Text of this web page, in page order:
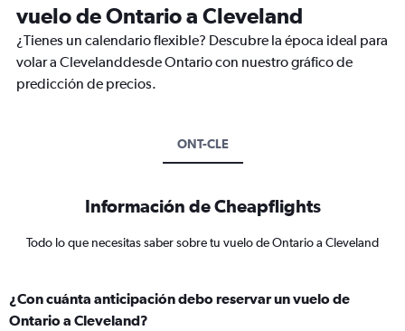
vuelo de Ontario a Cleveland
¿Tienes un calendario flexible? Descubre la época ideal para
volar a Clevelanddesde Ontario con nuestro gráfico de
predicción de precios.
ONT-CLE
Información de Cheapflights
Todo lo que necesitas saber sobre tu vuelo de Ontario a Cleveland
¿Con cuánta anticipación debo reservar un vuelo de
Ontario a Cleveland?